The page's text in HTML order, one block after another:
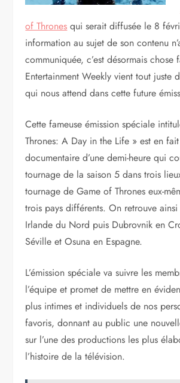
of Thrones qui serait diffusée le 8
information au sujet de son contenu
communiquée, c’est désormais chose
Entertainment Weekly vient tout juste
qui nous attend dans cette future
Cette fameuse émission spéciale
Thrones: A Day in the Life » est en
documentaire d’une demi-heure qui
tournage de la saison 5 dans trois
tournage de Game of Thrones eux-
trois pays différents. On retrouve
Irlande du Nord puis Dubrovnik en
Séville et Osuna en Espagne.
L’émission spéciale va suivre les
l’équipe et promet de mettre en
plus intimes et individuels de nos
favoris, donnant au public une
sur l’une des productions les plus
l’histoire de la télévision.